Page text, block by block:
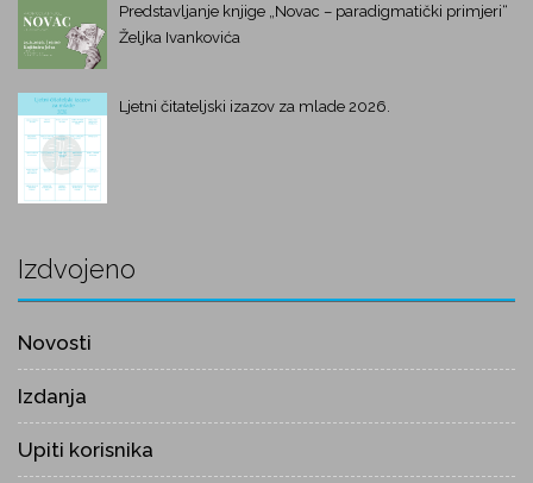
Predstavljanje knjige „Novac – paradigmatički primjeri“
Željka Ivankovića
Ljetni čitateljski izazov za mlade 2026.
Izdvojeno
Novosti
Izdanja
Upiti korisnika